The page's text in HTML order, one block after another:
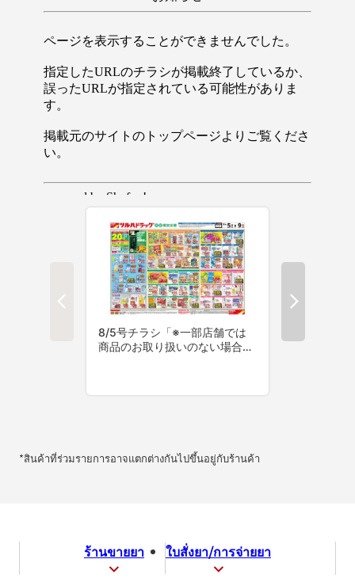
*สินค้าที่ร่วมรายการอาจแตกต่างกันไปขึ้นอยู่กับร้านค้า
ร้านขายยา ใบสั่งยา/การจ่ายยา